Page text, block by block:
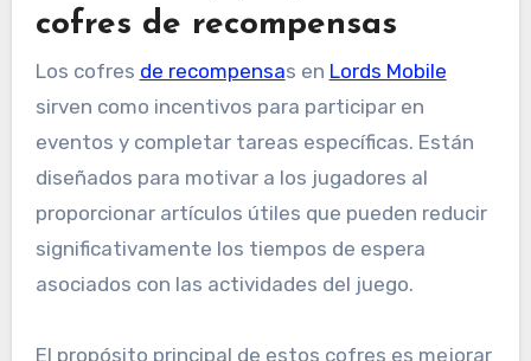
cofres de recompensas
Los cofres de recompensas en Lords Mobile
sirven como incentivos para participar en
eventos y completar tareas específicas. Están
diseñados para motivar a los jugadores al
proporcionar artículos útiles que pueden reducir
significativamente los tiempos de espera
asociados con las actividades del juego.
El propósito principal de estos cofres es mejorar